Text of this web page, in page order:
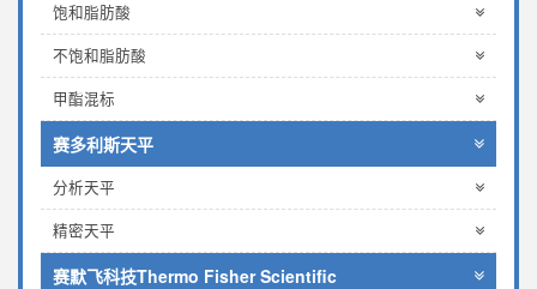
饱和脂肪酸
不饱和脂肪酸
甲酯混标
赛多利斯天平
分析天平
精密天平
赛默飞科技Thermo Fisher Scientific